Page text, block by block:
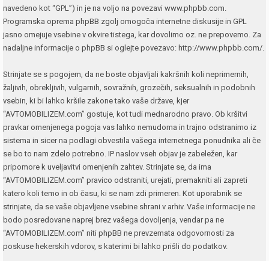
navedeno kot “GPL”) in je na voljo na povezavi www.phpbb.com.
Programska oprema phpBB zgolj omogoča internetne diskusije in GPL
jasno omejuje vsebine v okvire tistega, kar dovolimo oz. ne prepovemo. Za
nadaljne informacije o phpBB si oglejte povezavo: http://www.phpbb.com/.
Strinjate se s pogojem, da ne boste objavljali kakršnih koli neprimernih,
žaljivih, obrekljivih, vulgarnih, sovražnih, grozečih, seksualnih in podobnih
vsebin, ki bi lahko kršile zakone tako vaše države, kjer
“AVTOMOBILIZEM.com” gostuje, kot tudi mednarodno pravo. Ob kršitvi
pravkar omenjenega pogoja vas lahko nemudoma in trajno odstranimo iz
sistema in sicer na podlagi obvestila vašega internetnega ponudnika ali če
se bo to nam zdelo potrebno. IP naslov vseh objav je zabeležen, kar
pripomore k uveljavitvi omenjenih zahtev. Strinjate se, da ima
“AVTOMOBILIZEM.com” pravico odstraniti, urejati, premakniti ali zapreti
katero koli temo in ob času, ki se nam zdi primeren. Kot uporabnik se
strinjate, da se vaše objavljene vsebine shrani v arhiv. Vaše informacije ne
bodo posredovane naprej brez vašega dovoljenja, vendar pa ne
“AVTOMOBILIZEM.com” niti phpBB ne prevzemata odgovornosti za
poskuse hekerskih vdorov, s katerimi bi lahko prišli do podatkov.